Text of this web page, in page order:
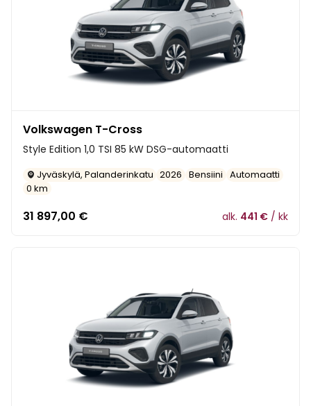
Volkswagen T-Cross
Style Edition 1,0 TSI 85 kW DSG-automaatti
Jyväskylä, Palanderinkatu 2026 Bensiini Automaatti
0 km
31 897,00 € alk. 441 € / kk